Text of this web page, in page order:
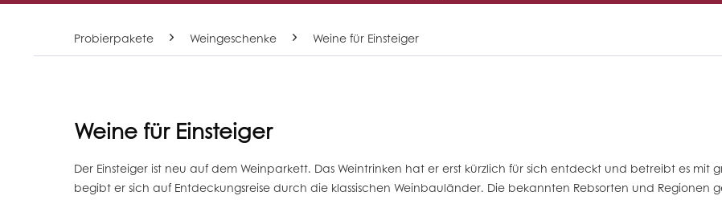
Probierpakete Weingeschenke Weine für Einsteiger
Weine für Einsteiger
Der Einsteiger ist neu auf dem Weinparkett. Das Weintrinken hat er erst kürzlich für sich entdeckt und betreibt es
begibt er sich auf Entdeckungsreise durch die klassischen Weinbauländer. Die bekannten Rebsorten und